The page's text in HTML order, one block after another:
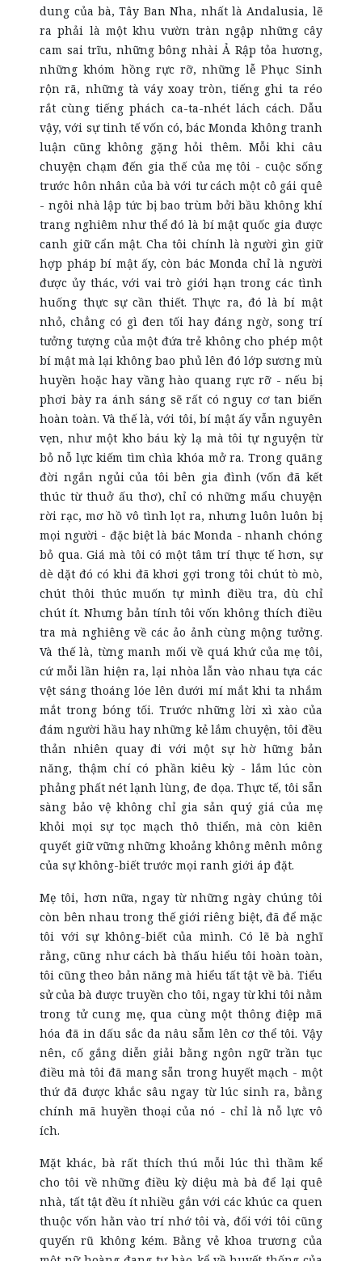
dung của bà, Tây Ban Nha, nhất là Andalusia, lẽ
ra phải là một khu vườn tràn ngập những cây
cam sai trĩu, những bông nhài Ả Rập tỏa hương,
những khóm hồng rực rỡ, những lễ Phục Sinh
rộn rã, những tà váy xoay tròn, tiếng ghi ta réo
rắt cùng tiếng phách ca-ta-nhétlách cách. Dẫu
vậy, với sự tinh tế vốn có, bác Monda không tranh
luận cũng không gặng hỏi thêm. Mỗi khi câu
chuyện chạm đến gia thế của mẹ tôi - cuộc sống
trước hôn nhân của bà với tư cách một cô gái quê
- ngôi nhà lập tức bị bao trùm bởi bầu không khí
trang nghiêm như thể đó là bí mật quốc gia được
canh giữ cẩn mật. Cha tôi chính là người gìn giữ
hợp pháp bí mật ấy, còn bác Monda chỉ là người
được ủy thác, với vai trò giới hạn trongcác tình
huống thực sự cần thiết. Thực ra, đó là bí mật
nhỏ, chẳng có gì đen tối hay đáng ngờ, song trí
tưởng tượng của một đứa trẻ không cho phép một
bí mật mà lại không bao phủ lên đó lớp sương mù
huyền hoặc hay vầng hào quang rực rỡ - nếu bị
phơi bày ra ánh sáng sẽ rất có nguy cơ tan biến
hoàn toàn. Và thế là, với tôi, bí mật ấy vẫn nguyên
vẹn, như một kho báu kỳ lạ mà tôi tự nguyện từ
bỏ nỗ lực kiếm tìm chìa khóa mở ra. Trong quãng
đời ngắn ngủi của tôi bên gia đình (vốn đã kết
thúc từ thuở ấu thơ), chỉ có những mẩu chuyện
rời rạc, mơ hồ vô tình lọt ra, nhưng luôn luôn bị
mọi người - đặc biệt là bác Monda - nhanh chóng
bỏ qua. Giá mà tôi có một tâm trí thực tế hơn, sự
dè dặt đó có khi đã khơi gợi trong tôi chút tò mò,
chút thôi thúc muốn tự mình điều tra, dù chỉ
chút ít. Nhưng bản tính tôi vốn không thích điều
tra mà nghiêng về các ảo ảnh cùng mộng tưởng.
Và thế là, từng manh mối về quá khứ của mẹ tôi,
cứ mỗi lần hiện ra, lại nhòa lẫn vào nhau tựa các
vệt sáng thoáng lóe lên dưới mí mắt khi ta nhắm
mắt trong bóng tối. Trước những lời xì xào của
đám người hầu hay những kẻ lắm chuyện, tôi đều
thản nhiên quay đi với một sự hờ hững bản
năng, thậm chí có phần kiêu kỳ - lắm lúc còn
phảng phất nét lạnh lùng, đe dọa. Thực tế, tôi sẵn
sàng bảo vệ không chỉ gia sản quý giá của mẹ
khỏi mọi sự tọc mạch thô thiển, mà còn kiên
quyết giữ vững những khoảng không mênh mông
của sự không-biết trước mọi ranh giới áp đặt.
Mẹ tôi, hơn nữa, ngay từ những ngày chúng tôi
còn bên nhau trong thế giới riêng biệt, đã để mặc
tôi với sự không-biết của mình. Có lẽ bà nghĩ
rằng, cũng như cách bà thấu hiểu tôi hoàn toàn,
tôi cũng theo bản năng mà hiểu tất tật về bà. Tiểu
sử của bà được truyền cho tôi, ngay từ khi tôi nằm
trong tử cung mẹ, qua cùng một thông điệp mã
hóa đã in dấu sắc da nâu sẫm lên cơ thể tôi. Vậy
nên, cố gắng diễn giải bằng ngôn ngữ trần tục
điều mà tôi đã mang sẵn trong huyết mạch - một
thứ đã được khắc sâu ngay từ lúc sinh ra, bằng
chính mã huyền thoại của nó - chỉ là nỗ lực vô
ích.
Mặt khác, bà rất thích thú mỗi lúc thì thầm kể
cho tôi về những điều kỳ diệu mà bà để lại quê
nhà, tất tật đều ít nhiều gắn với các khúc ca quen
thuộc vốn hằn vào trí nhớ tôi và, đối với tôi cũng
quyến rũ không kém. Bằng vẻ khoa trương của